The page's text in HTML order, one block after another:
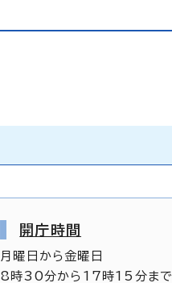
開庁時間
月曜日から金曜日
8時30分から17時15分まで